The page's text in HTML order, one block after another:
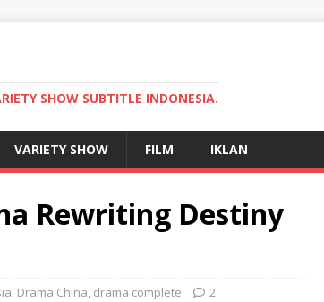
SHOW SUBTITLE INDONESIA.
VARIETY SHOW FILM IKLAN
Rewriting Destiny
, Drama China, drama complete 2